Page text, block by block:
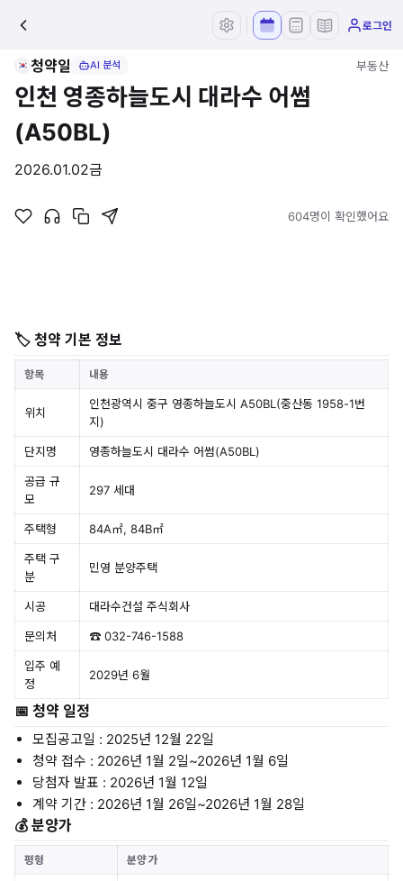
로그인
청약일 AI 분석 부동산
인천 영종하늘도시 대라수 어썸
(A50BL)
2026.01.02금
604명이 확인했어요
🏷 청약 기본 정보
항목 내용
위치
인천광역시 중구 영종하늘도시 A50BL(중산동 1958-1번
지)
단지명 영종하늘도시 대라수 어썸(A50BL)
공급 규
모
297 세대
주택형 84A㎡, 84B㎡
주택 구
분
민영 분양주택
시공 대라수건설 주식회사
문의처 ☎ 032-746-1588
입주 예
정
2029년 6월
📅 청약 일정
모집공고일 : 2025년 12월 22일
청약 접수 : 2026년 1월 2일~2026년 1월 6일
당첨자 발표 : 2026년 1월 12일
계약 기간 : 2026년 1월 26일~2026년 1월 28일
💰 분양가
평형 분양가